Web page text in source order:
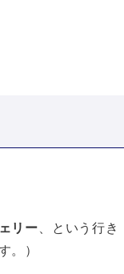
リー 、という行き
。）